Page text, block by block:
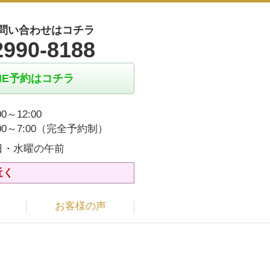
い合わせはコチラ
8188
予約はコチラ
～12:00
～7:00（完全予約制）
・水曜の午前
お客様の声